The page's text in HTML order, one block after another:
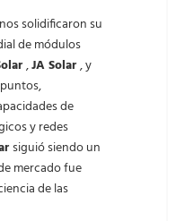
solidificaron su
de módulos
,JA Solar, y
de
y redes
siguió siendo un
mercado fue
de las